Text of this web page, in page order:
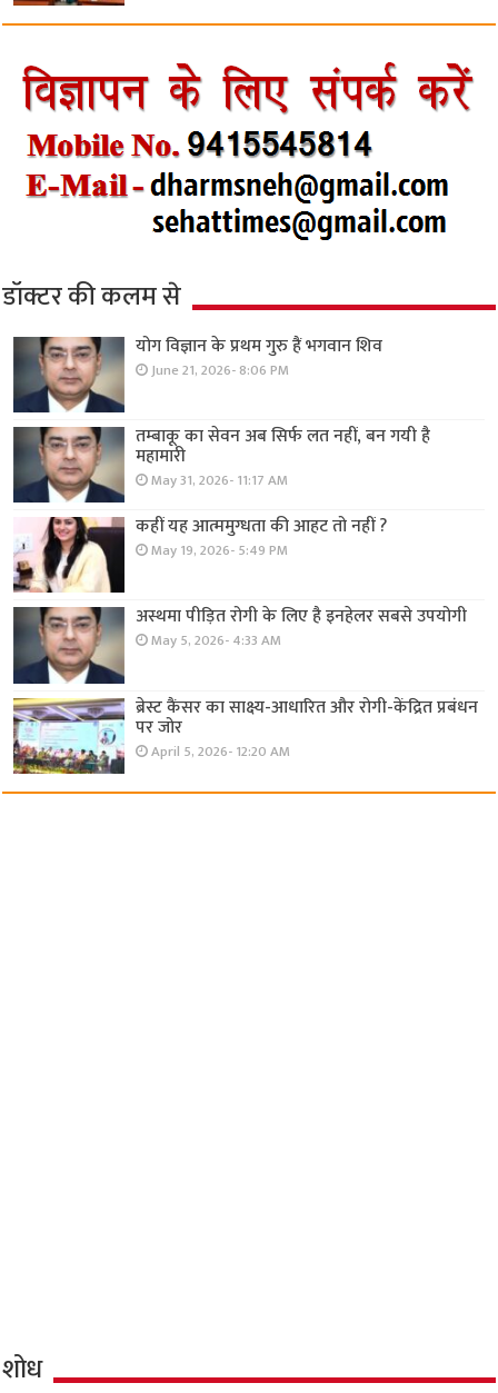
डॉक्टर की कलम से
योग विज्ञान के प्रथम गुरु हैं भगवान शिव
June 21, 2026- 8:06 PM
तम्बाकू का सेवन अब सिर्फ लत नहीं, बन गयी है
महामारी
May 31, 2026- 11:17 AM
कहीं यह आत्ममुग्धता की आहट तो नहीं ?
May 19, 2026- 5:49 PM
अस्थमा पीड़ित रोगी के लिए है इनहेलर सबसे उपयोगी
May 5, 2026- 4:33 AM
ब्रेस्ट कैंसर का साक्ष्य-आधारित और रोगी-केंद्रित प्रबंधन
पर जोर
April 5, 2026- 12:20 AM
शोध